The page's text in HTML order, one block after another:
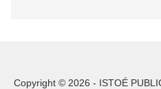
Copyright © 2026 - ISTOÉ